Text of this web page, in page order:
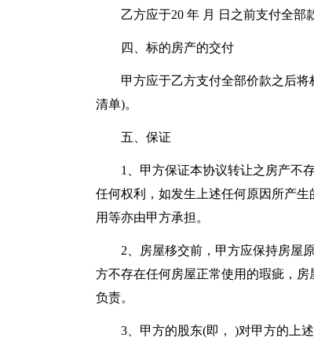
乙方应于20 年 月 日之前支付全部
四、标的房产的交付
甲方应于乙方支付全部价款之后
清单)。
五、保证
1、甲方保证本协议转让之房产不
任何权利，如发生上述任何原因所产
用等亦由甲方承担。
2、房屋移交前，甲方应保持房屋
方不存在任何房屋正常使用的瑕疵，
负责。
3、甲方的股东(即， )对甲方的上